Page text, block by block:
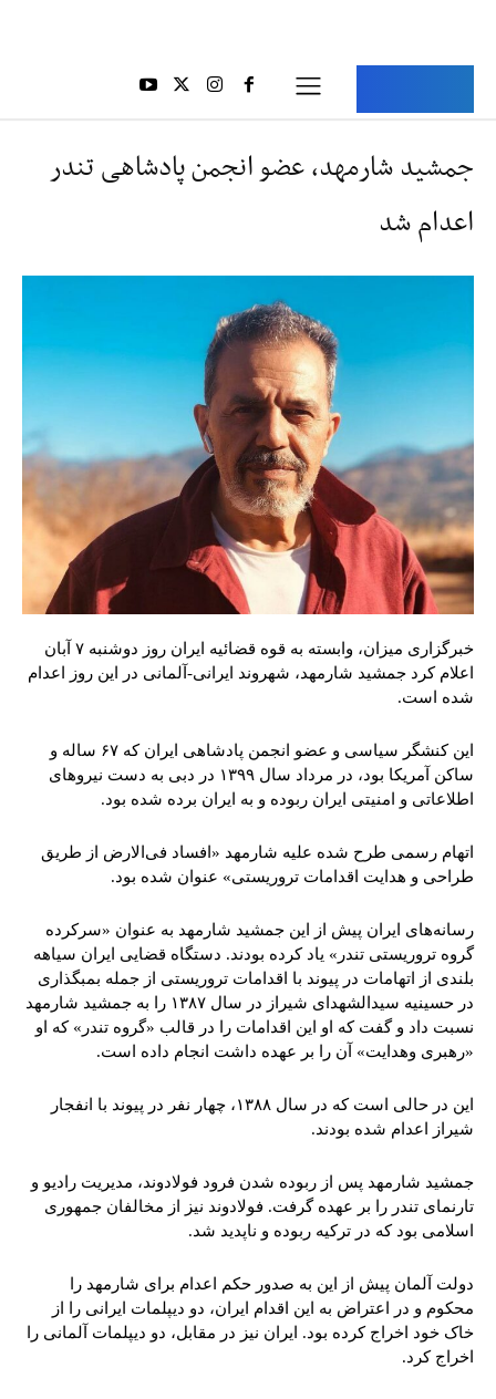
جمشید شارمهد، عضو انجمن پادشاهی تندر
اعدام شد
خبرگزاری میزان، وابسته به قوه قضائیه ایران روز دوشنبه ۷ آبان
اعلام کرد جمشید شارمهد، شهروند ایرانی-آلمانی در این روز اعدام
شده است.
این کنشگر سیاسی و عضو انجمن پادشاهی ایران که ۶۷ ساله و
ساکن آمریکا بود، در مرداد سال ۱۳۹۹ در دبی به دست نیروهای
اطلاعاتی و امنیتی ایران ربوده و به ایران برده شده بود.
اتهام رسمی طرح شده علیه شارمهد «افساد فی‌الارض از طریق
طراحی و هدایت اقدامات تروریستی» عنوان شده بود.
رسانه‌های ایران پیش از این جمشید شارمهد به عنوان «سرکرده
گروه تروریستی تندر» یاد کرده بودند. دستگاه قضایی ایران سیاهه
بلندی از اتهامات در پیوند با اقدامات تروریستی از جمله بمبگذاری
در حسینیه سیدالشهدای شیراز در سال ۱۳۸۷ را به جمشید شارمهد
نسبت داد و گفت که او این اقدامات را در قالب «گروه تندر» که او
«رهبری وهدایت» آن را بر عهده داشت انجام داده است.
این در حالی است که در سال ۱۳۸۸، چهار نفر در پیوند با انفجار
شیراز اعدام شده بودند.
جمشید شارمهد پس از ربوده شدن فرود فولادوند، مدیریت رادیو و
تارنمای تندر را بر عهده گرفت. فولادوند نیز از مخالفان جمهوری
اسلامی بود که در ترکیه ربوده و ناپدید شد.
دولت آلمان پیش از این به صدور حکم اعدام برای شارمهد را
محکوم و در اعتراض به این اقدام ایران، دو دیپلمات ایرانی را از
خاک خود اخراج کرده بود. ایران نیز در مقابل، دو دیپلمات آلمانی را
اخراج کرد.